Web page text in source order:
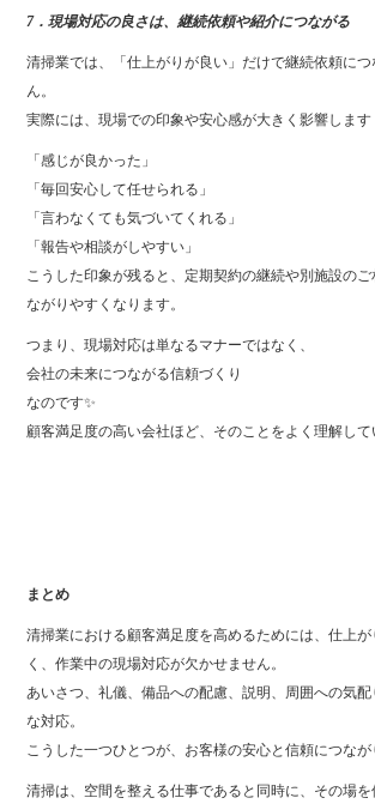
7．現場対応の良さは、継続依頼や紹介につながる
清掃業では、「仕上がりが良い」だけで継続依頼に
ん。
実際には、現場での印象や安心感が大きく影響します
「感じが良かった」
「毎回安心して任せられる」
「言わなくても気づいてくれる」
「報告や相談がしやすい」
こうした印象が残ると、定期契約の継続や別施設の
ながりやすくなります。
つまり、現場対応は単なるマナーではなく、
会社の未来につながる信頼づくり
なのです✨
顧客満足度の高い会社ほど、そのことをよく理解して
まとめ
清掃業における顧客満足度を高めるためには、仕上
く、作業中の現場対応が欠かせません。
あいさつ、礼儀、備品への配慮、説明、周囲への気
な対応。
こうした一つひとつが、お客様の安心と信頼につなが
清掃は、空間を整える仕事であると同時に、その場